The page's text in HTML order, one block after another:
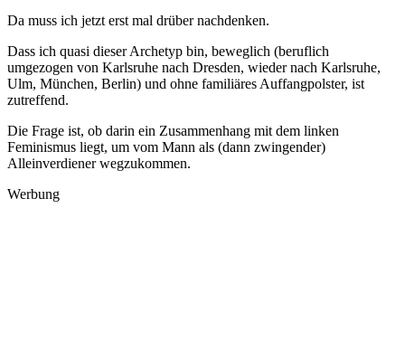
Da muss ich jetzt erst mal drüber nachdenken.
Dass ich quasi dieser Archetyp bin, beweglich (beruflich
umgezogen von Karlsruhe nach Dresden, wieder nach Karlsruhe,
Ulm, München, Berlin) und ohne familiäres Auffangpolster, ist
zutreffend.
Die Frage ist, ob darin ein Zusammenhang mit dem linken
Feminismus liegt, um vom Mann als (dann zwingender)
Alleinverdiener wegzukommen.
Werbung